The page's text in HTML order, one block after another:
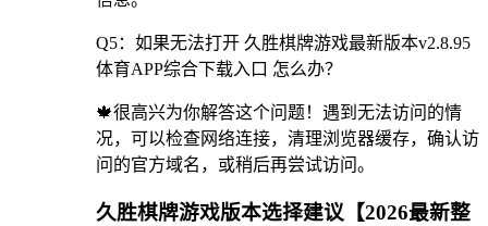
Q5：如果无法打开 久胜棋牌游戏最新版本v2.8.95
体育APP综合下载入口 怎么办？
🍁很高兴为你解答这个问题！遇到无法访问的情
况，可以检查网络连接，清理浏览器缓存，确认访
问的官方域名，或稍后再尝试访问。
久胜棋牌游戏版本选择建议【2026最新整